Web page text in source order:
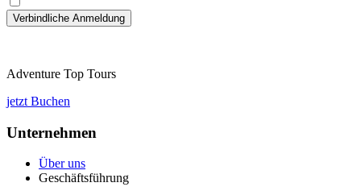
Adventure Top Tours
jetzt Buchen
Unternehmen
Über uns
Geschäftsführung